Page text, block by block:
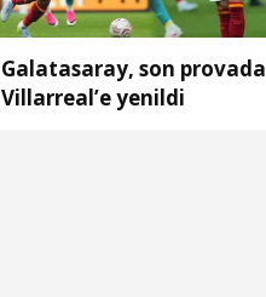
Galatasaray, son provada
Villarreal’e yenildi